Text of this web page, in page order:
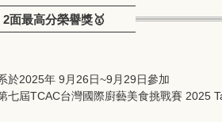
面最高分榮譽獎🥇
於2025年 9月26日~9月29日參加
第七屆TCAC台灣國際廚藝美食挑戰賽 2025